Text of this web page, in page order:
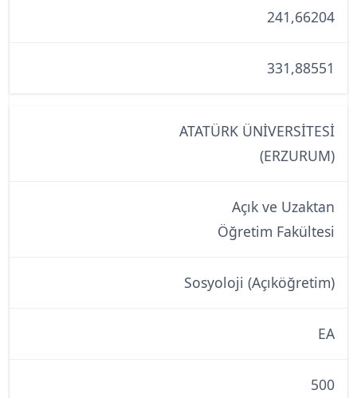
241,66204
331,88551
ATATÜRK ÜNİVERSİTESİ
(ERZURUM)
Açık ve Uzaktan
Öğretim Fakültesi
Sosyoloji (Açıköğretim)
EA
500